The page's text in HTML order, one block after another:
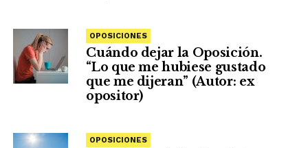
OPOSICIONES
Cuándo dejar la Oposición.
“Lo que me hubiese gustado
que me dijeran” (Autor: ex
opositor)
OPOSICIONES